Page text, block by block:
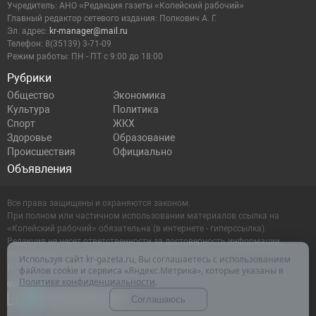
Рубрики
Общество
Экономика
Культура
Политика
Спорт
ЖКХ
Здоровье
Образование
Происшествия
Официально
Объявления
Учредитель: АНО «Редакция газеты «Копейский рабочий»
Главный редактор сетевого издания: Попкович А. Г.
Эл. адрес: kr-manager@mail.ru
Телефон: 8(35139) 3-71-09
Режим работы: ПН - ПТ с 9:00 до 18:00
Все права защищены и охраняются законом.
При полном или частичном использовании материалов ссылка на
«Копейский рабочий» обязательна (в интернете - гиперссылка).
Редакция не несет ответственности за достоверность информации,
содержащейся в рекламных объявлениях.
Настоящий ресурс может содержать материалы 16+
Используя сайт kr-gazeta.ru, Вы соглашаетесь с использованием
файлов cookie и сервиса «Яндекс.Метрика», которые указаны в
Политике конфиденциальности.
Соглашаюсь